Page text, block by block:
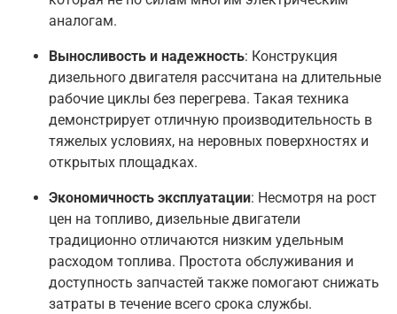
аналогам.
Выносливость и надежность: Конструкция
дизельного двигателя рассчитана на длительные
рабочие циклы без перегрева. Такая техника
демонстрирует отличную производительность в
тяжелых условиях, на неровных поверхностях и
открытых площадках.
Экономичность эксплуатации: Несмотря на рост
цен на топливо, дизельные двигатели
традиционно отличаются низким удельным
расходом топлива. Простота обслуживания и
доступность запчастей также помогают снижать
затраты в течение всего срока службы.